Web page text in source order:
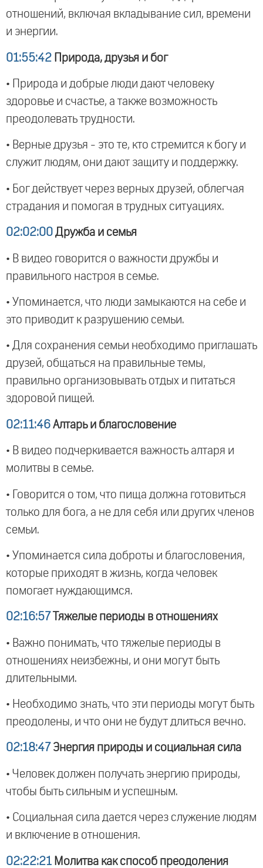
отношений, включая вкладывание сил, времени
и энергии.
01:55:42 Природа, друзья и бог
• Природа и добрые люди дают человеку
здоровье и счастье, а также возможность
преодолевать трудности.
• Верные друзья - это те, кто стремится к богу и
служит людям, они дают защиту и поддержку.
• Бог действует через верных друзей, облегчая
страдания и помогая в трудных ситуациях.
02:02:00 Дружба и семья
• В видео говорится о важности дружбы и
правильного настроя в семье.
• Упоминается, что люди замыкаются на себе и
это приводит к разрушению семьи.
• Для сохранения семьи необходимо приглашать
друзей, общаться на правильные темы,
правильно организовывать отдых и питаться
здоровой пищей.
02:11:46 Алтарь и благословение
• В видео подчеркивается важность алтаря и
молитвы в семье.
• Говорится о том, что пища должна готовиться
только для бога, а не для себя или других членов
семьи.
• Упоминается сила доброты и благословения,
которые приходят в жизнь, когда человек
помогает нуждающимся.
02:16:57 Тяжелые периоды в отношениях
• Важно понимать, что тяжелые периоды в
отношениях неизбежны, и они могут быть
длительными.
• Необходимо знать, что эти периоды могут быть
преодолены, и что они не будут длиться вечно.
02:18:47 Энергия природы и социальная сила
• Человек должен получать энергию природы,
чтобы быть сильным и успешным.
• Социальная сила дается через служение людям
и включение в отношения.
02:22:21 Молитва как способ преодоления